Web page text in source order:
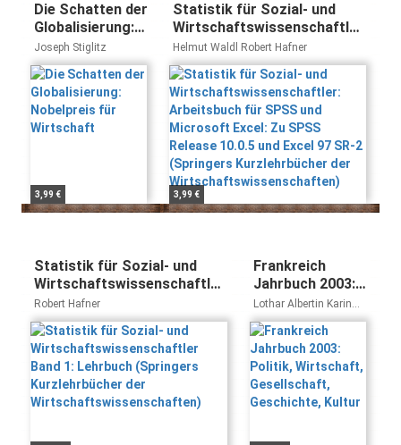
Die Schatten der
Globalisierung:
Nobelpreis für
Wirtschaft
Joseph Stiglitz
3,99 €
Statistik für Sozial- und
Wirtschaftswissenschaftler:
Arbeitsbuch für SPSS und
Microsoft Excel: Zu SPSS
Release 10.0.5 und Excel 97
SR-2 (Springers
Kurzlehrbücher der
Wirtschaftswissenschaften)
Helmut Waldl Robert Hafner
3,99 €
Statistik für Sozial- und
Wirtschaftswissenschaftler
Band 1: Lehrbuch (Springers
Kurzlehrbücher der
Wirtschaftswissenschaften)
Robert Hafner
Frankreich
Jahrbuch 2003:
Politik,
Wirtschaft,
Gesellschaft,
Geschichte,
Kultur
Lothar Albertin Karin
Schittenhelm